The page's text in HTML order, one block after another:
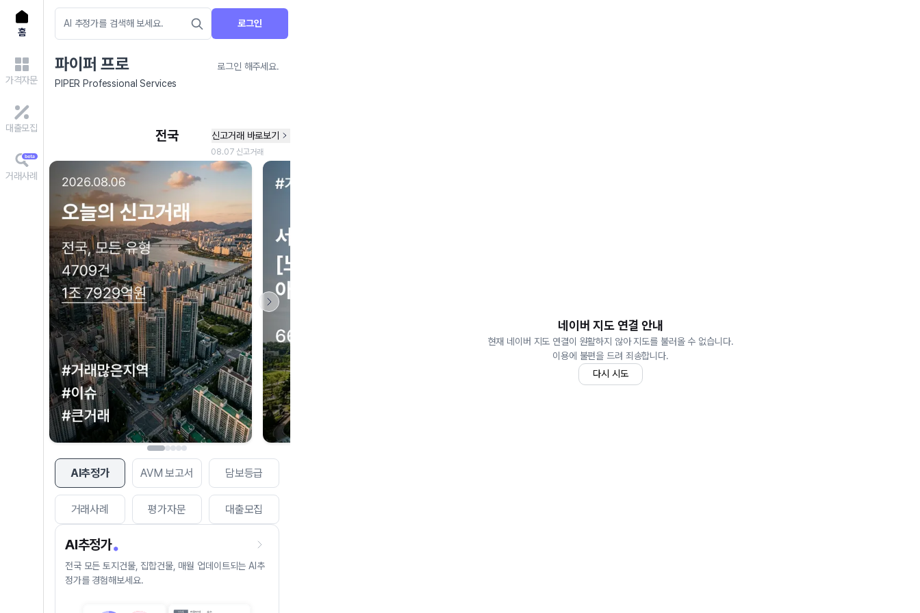
홈
가격자문
대출모집
거래사례
로그인
파이퍼 프로
로그인 해주세요.
PIPER Professional Services
AI추정가 AVM 보고서 담보등급
거래사례 평가자문 대출모집
AI추정가
전국 모든 토지건물, 집합건물, 매월 업데이트되는 AI추
정가를 경험해보세요.
네이버 지도 연결 안내
현재 네이버 지도 연결이 원활하지 않아 지도를 불러올 수 없습니다.
이용에 불편을 드려 죄송합니다.
다시 시도